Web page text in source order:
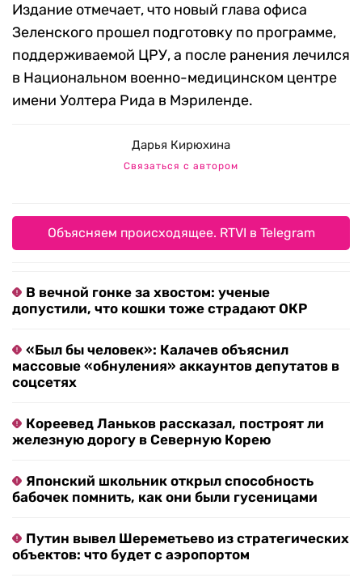
Издание отмечает, что новый глава офиса
Зеленского прошел подготовку по программе,
поддерживаемой ЦРУ, а после ранения лечился
в Национальном военно-медицинском центре
имени Уолтера Рида в Мэриленде.
Дарья Кирюхина
Связаться с автором
Объясняем происходящее. RTVI в Telegram
В вечной гонке за хвостом: ученые
допустили, что кошки тоже страдают ОКР
«Был бы человек»: Калачев объяснил
массовые «обнуления» аккаунтов депутатов в
соцсетях
Кореевед Ланьков рассказал, построят ли
железную дорогу в Северную Корею
Японский школьник открыл способность
бабочек помнить, как они были гусеницами
Путин вывел Шереметьево из стратегических
объектов: что будет с аэропортом